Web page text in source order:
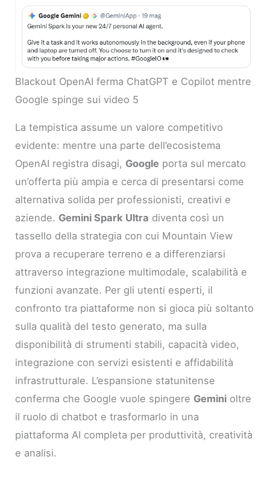
Blackout OpenAI ferma ChatGPT e Copilot mentre
Google spinge sui video 5
La tempistica assume un valore competitivo
evidente: mentre una parte dell’ecosistema
OpenAI registra disagi, Google porta sul mercato
un’offerta più ampia e cerca di presentarsi come
alternativa solida per professionisti, creativi e
aziende. Gemini Spark Ultra diventa così un
tassello della strategia con cui Mountain View
prova a recuperare terreno e a differenziarsi
attraverso integrazione multimodale, scalabilità e
funzioni avanzate. Per gli utenti esperti, il
confronto tra piattaforme non si gioca più soltanto
sulla qualità del testo generato, ma sulla
disponibilità di strumenti stabili, capacità video,
integrazione con servizi esistenti e affidabilità
infrastrutturale. L’espansione statunitense
conferma che Google vuole spingere Gemini oltre
il ruolo di chatbot e trasformarlo in una
piattaforma AI completa per produttività, creatività
e analisi.